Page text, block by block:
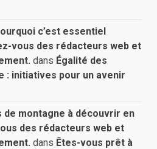
c’est essentiel
vous des rédacteurs web et
dans Égalité des
: initiatives pour un avenir
montagne à découvrir en
des rédacteurs web et
dans Êtes-vous prêt à